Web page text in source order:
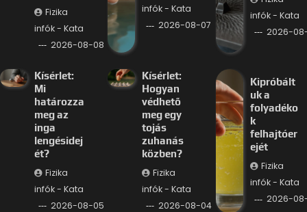
Fizika
infók - Kata
2026-08-08
infók - Kata
2026-08-07
infók - Kata
2026-
Kísérlet:
Mi
határozza
meg az
inga
lengésidej
ét?
Fizika
infók - Kata
2026-08-05
Kísérlet:
Hogyan
védhető
meg egy
tojás
zuhanás
közben?
Fizika
infók - Kata
2026-08-04
Kipróbált
uk a
folyadéko
k
felhajtóer
ejét
Fizika
infók - Kata
2026-